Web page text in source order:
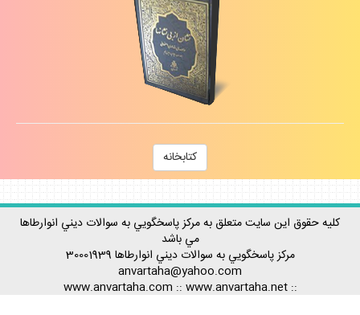
كتابخانه
كليه حقوق اين سايت متعلق به مركز پاسخگويي به سوالات ديني انوارطاها
مي باشد
مركز پاسخگويي به سوالات ديني انوارطاها 30001939
anvartaha@yahoo.com
www.anvartaha.com :: www.anvartaha.net::